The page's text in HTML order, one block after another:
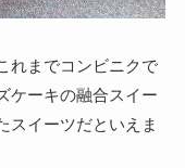
れまでコンビニクで
ケーキの融合スイー
スイーツだといえま